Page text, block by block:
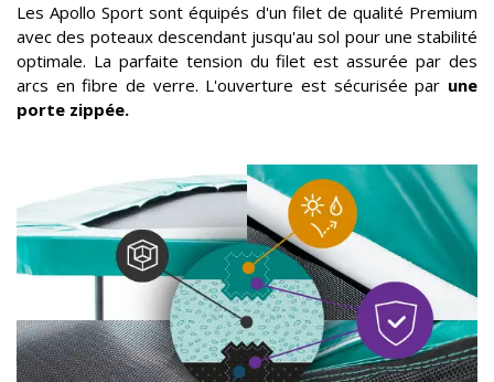
Les Apollo Sport sont équipés d'un filet de qualité Premium
avec des poteaux descendant jusqu'au sol pour une stabilité
optimale. La parfaite tension du filet est assurée par des
arcs en fibre de verre. L'ouverture est sécurisée par une
porte zippée.